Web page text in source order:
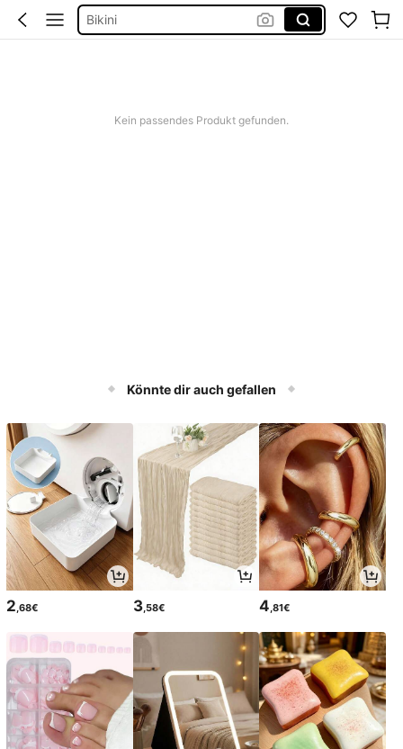
Bikini
Kein passendes Produkt gefunden.
Könnte dir auch gefallen
2 ,68€ 3,58€ 4 ,81€